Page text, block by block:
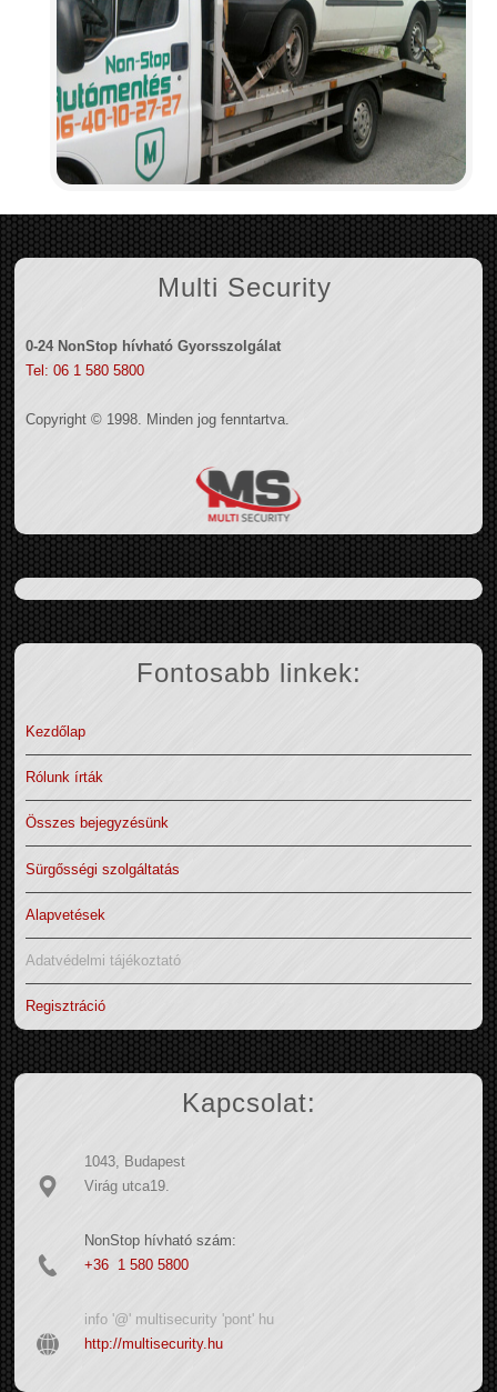
Multi Security
0-24 NonStop hívható Gyorsszolgálat
Tel: 06 1 580 5800
Copyright © 1998. Minden jog fenntartva.
Fontosabb linkek:
Kezdőlap
Rólunk írták
Összes bejegyzésünk
Sürgősségi szolgáltatás
Alapvetések
Adatvédelmi tájékoztató
Regisztráció
Kapcsolat:
1043, Budapest
Virág utca19.
NonStop hívható szám:
+36 1 580 5800
info '@' multisecurity 'pont' hu
http://multisecurity.hu